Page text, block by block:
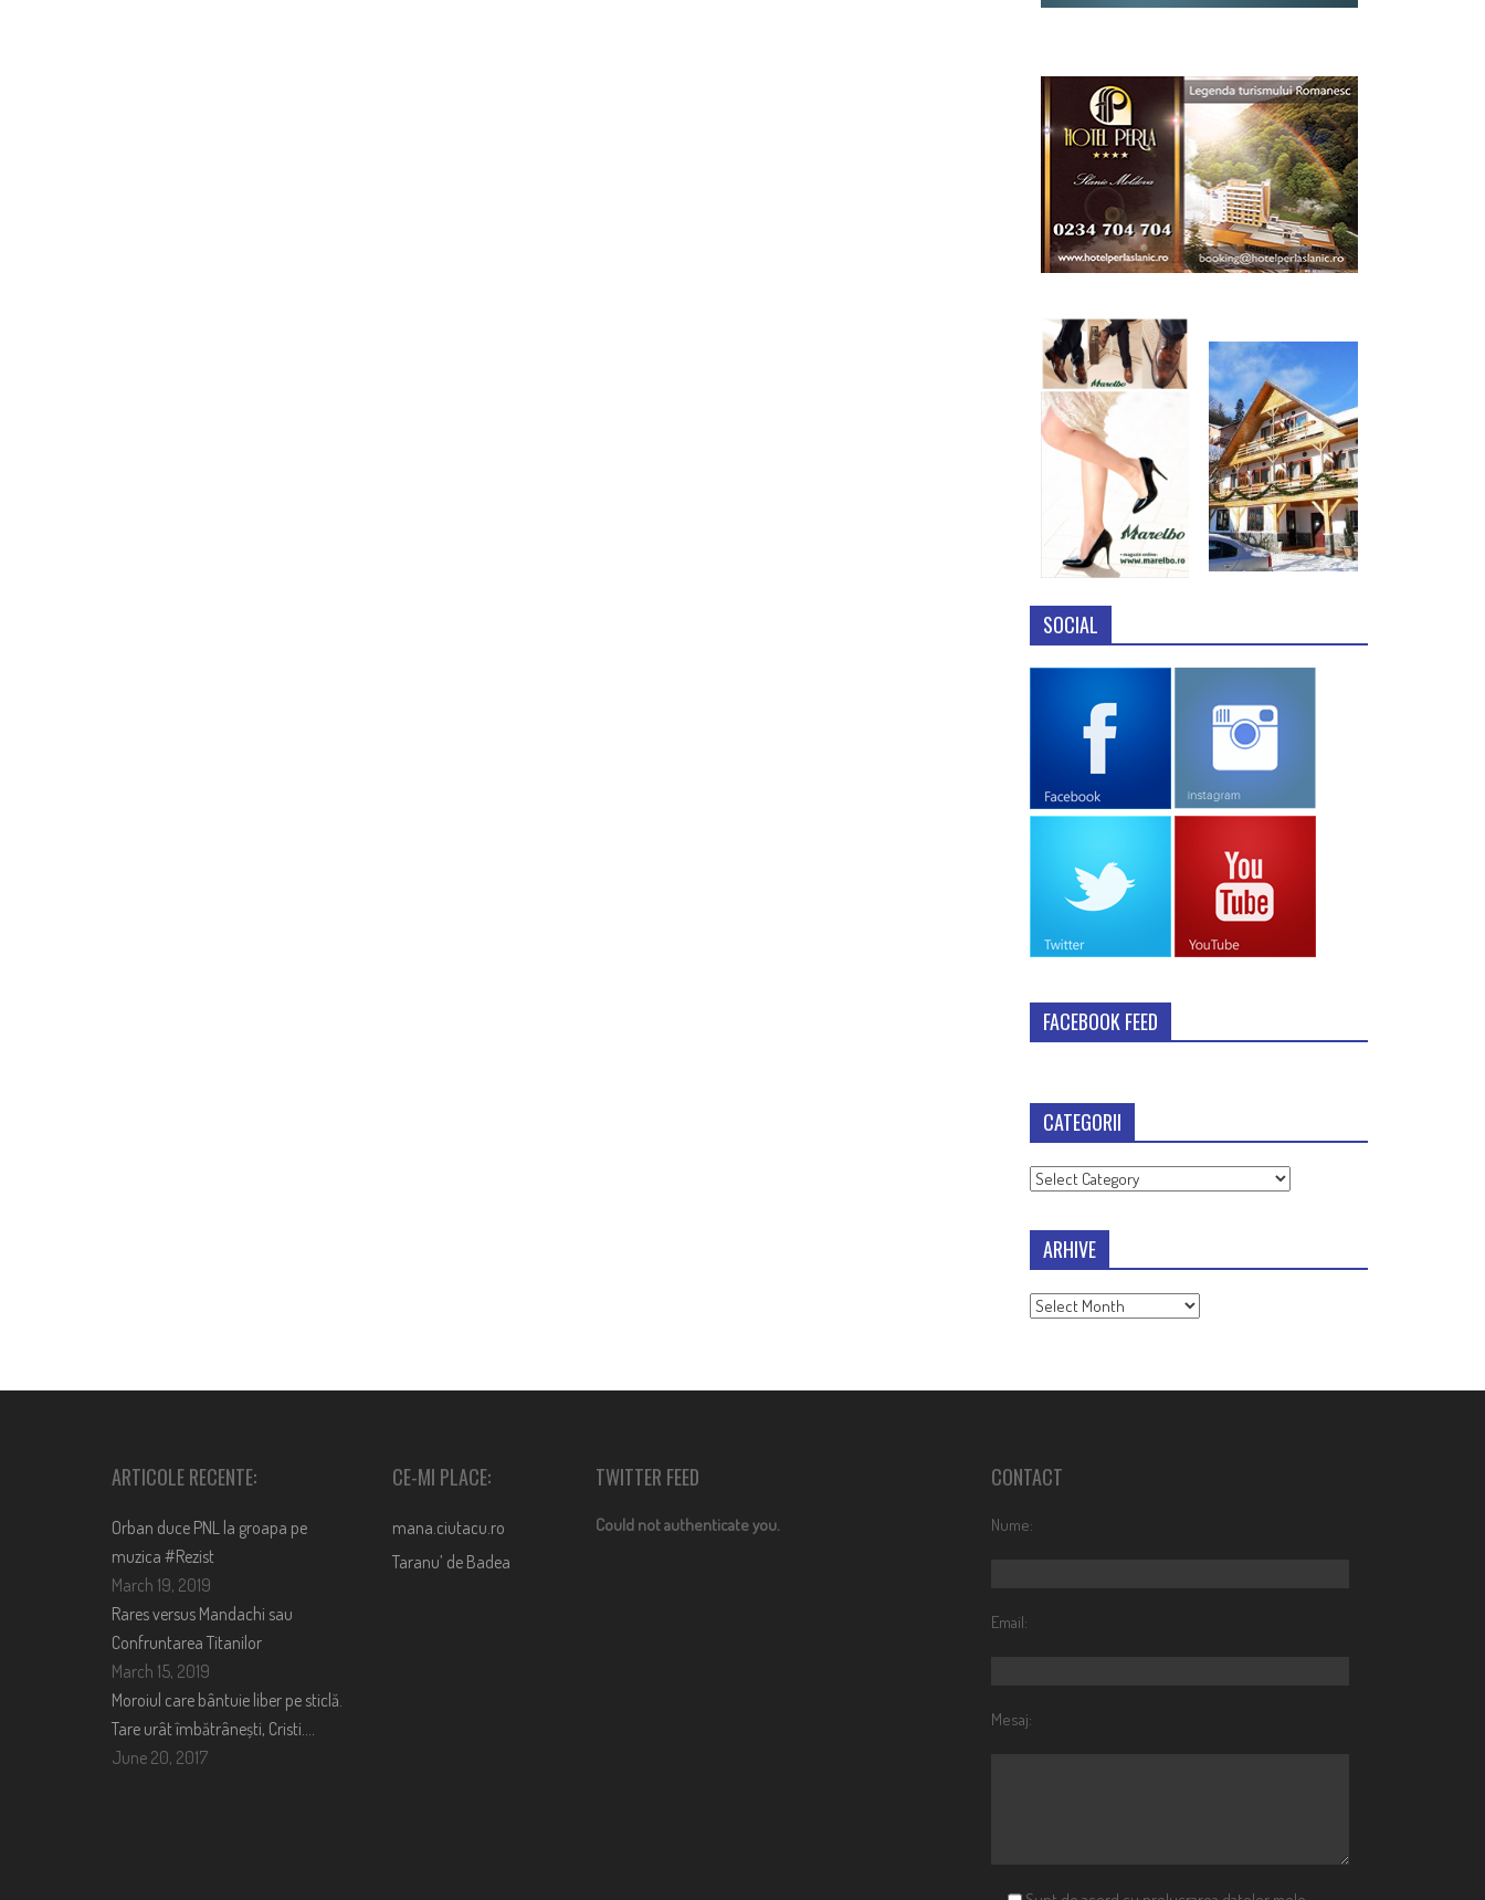
SOCIAL
FACEBOOK FEED
CATEGORII
Categorii
ARHIVE
Arhive
ARTICOLE RECENTE:
Orban duce PNL la groapa pe
muzica #Rezist
March 19, 2019
Rares versus Mandachi sau
Confruntarea Titanilor
March 15, 2019
Moroiul care bântuie liber pe sticlă.
Tare urât îmbătrânești, Cristi….
June 20, 2017
CE-MI PLACE:
mana.ciutacu.ro
Taranu’ de Badea
TWITTER FEED
Could not authenticate you.
CONTACT
Nume:
Email:
Mesaj: